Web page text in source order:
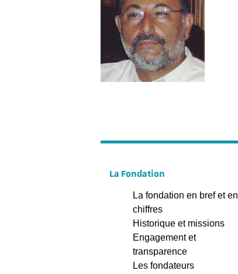
La Fondation
La fondation en bref et en
chiffres
Historique et missions
Engagement et
transparence
Les fondateurs